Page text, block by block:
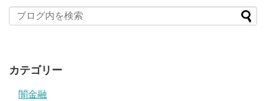
カテゴリー
闇金融